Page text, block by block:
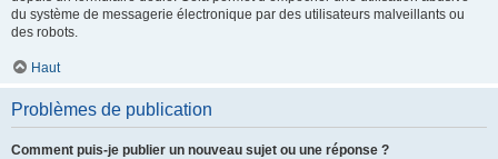
du système de messagerie électronique par des utilisateurs malveillants ou
des robots.
Haut
Problèmes de publication
Comment puis-je publier un nouveau sujet ou une réponse ?